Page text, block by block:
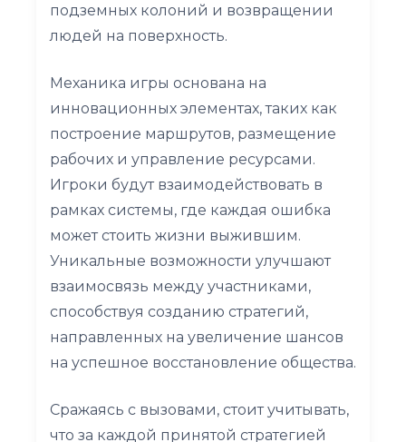
подземных колоний и возвращении
людей на поверхность.
Механика игры основана на
инновационных элементах, таких как
построение маршрутов, размещение
рабочих и управление ресурсами.
Игроки будут взаимодействовать в
рамках системы, где каждая ошибка
может стоить жизни выжившим.
Уникальные возможности улучшают
взаимосвязь между участниками,
способствуя созданию стратегий,
направленных на увеличение шансов
на успешное восстановление общества.
Сражаясь с вызовами, стоит учитывать,
что за каждой принятой стратегией